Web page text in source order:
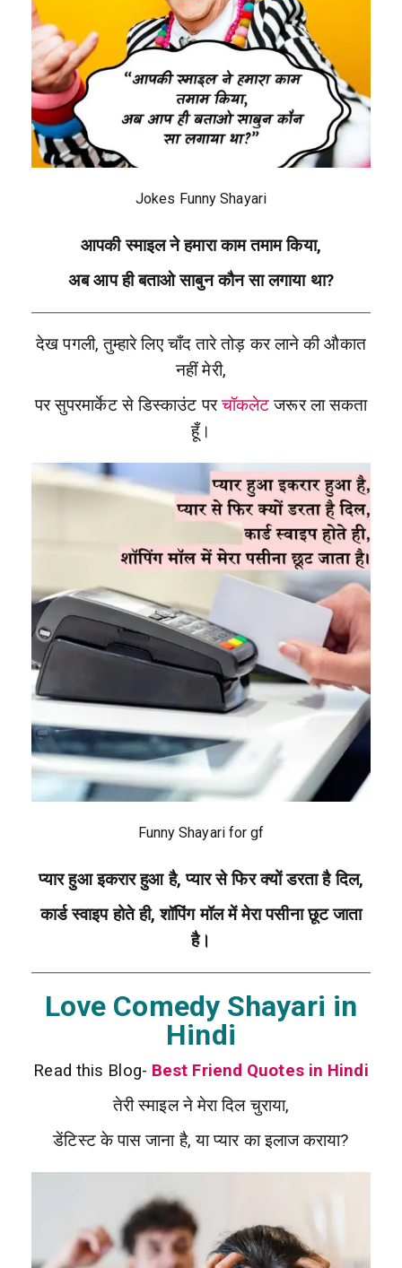
Jokes Funny Shayari
आपकी स्माइल ने हमारा काम तमाम किया,
अब आप ही बताओ साबुन कौन सा लगाया था?
देख पगली, तुम्हारे लिए चाँद तारे तोड़ कर लाने की औकात
नहीं मेरी,
पर सुपरमार्केट से डिस्काउंट परचॉकलेटजरूर ला सकता
हूँ।
Funny Shayari for gf
प्यार हुआ इकरार हुआ है, प्यार से फिर क्यों डरता है दिल,
कार्ड स्वाइप होते ही, शॉपिंग मॉल में मेरा पसीना छूट जाता
है।
Love Comedy Shayari in
Hindi
Read this Blog- Best Friend Quotes in Hindi
तेरी स्माइल ने मेरा दिल चुराया,
डेंटिस्ट के पास जाना है, या प्यार का इलाज कराया?